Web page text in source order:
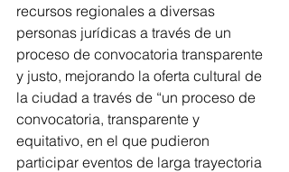
recursos regionales a diversas
personas jurídicas a través de un
proceso de convocatoria transparente
y justo, mejorando la oferta cultural de
la ciudad a través de “un proceso de
convocatoria, transparente y
equitativo, en el que pudieron
participar eventos de larga trayectoria